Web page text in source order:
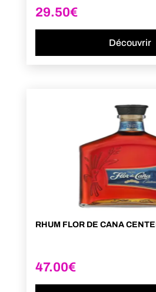
29.50€
Découvrir
RHUM FLOR DE CANA
47.00€